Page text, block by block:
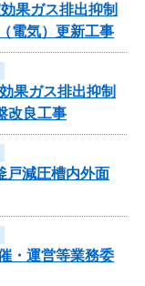
果ガス排出抑制
電気）更新工事
果ガス排出抑制
改良工事
戸減圧槽内外面
・運営等業務委